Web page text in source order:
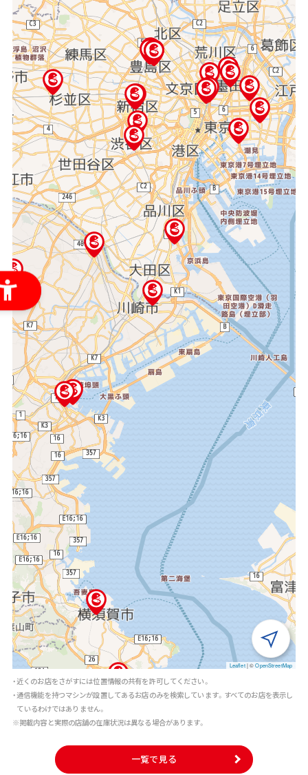
Leaflet |©OpenStreetMap
・近くのお店をさがすには位置情報の共有を許可してください。
・通信機能を持つマシンが設置してあるお店のみを検索しています。すべてのお店を表示し
ているわけではありません。
※掲載内容と実際の店舗の在庫状況は異なる場合があります。
一覧で見る